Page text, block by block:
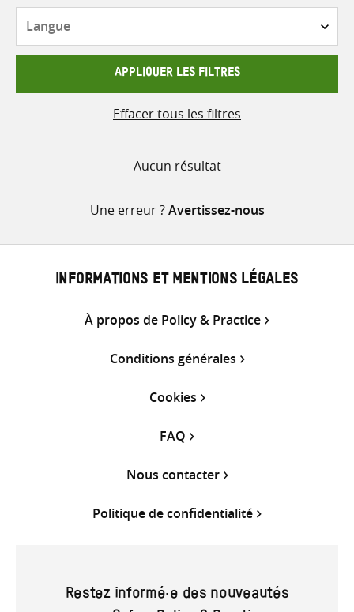
APPLIQUER LES FILTRES
Effacer tous les filtres
Aucun résultat
Une erreur ?Avertissez-nous
INFORMATIONS ET MENTIONS LÉGALES
À propos de Policy & Practice
Conditions générales
Cookies
FAQ
Nous contacter
Politique de confidentialité
Restez informé·e des nouveautés